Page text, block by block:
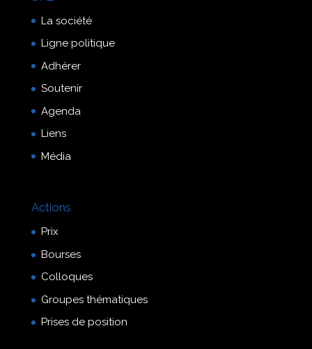
La société
Ligne politique
Adhérer
Soutenir
Agenda
Liens
Média
Actions
Prix
Bourses
Colloques
Groupes thématiques
Prises de position